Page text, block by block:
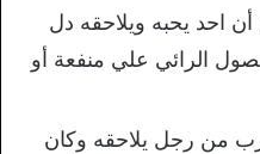
احد يحبه ويلاحقه دل
الرائي علي منفعة أو
من رجل يلاحقه وكان